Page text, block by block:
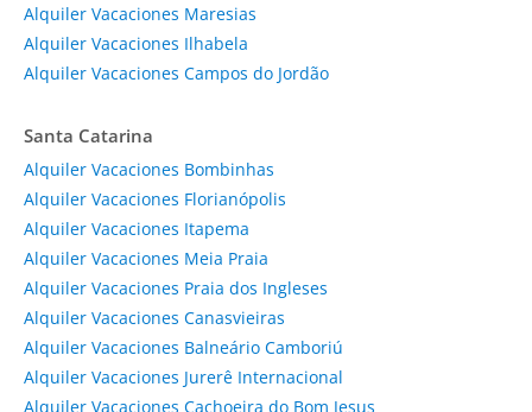
Alquiler Vacaciones Maresias
Alquiler Vacaciones Ilhabela
Alquiler Vacaciones Campos do Jordão
Santa Catarina
Alquiler Vacaciones Bombinhas
Alquiler Vacaciones Florianópolis
Alquiler Vacaciones Itapema
Alquiler Vacaciones Meia Praia
Alquiler Vacaciones Praia dos Ingleses
Alquiler Vacaciones Canasvieiras
Alquiler Vacaciones Balneário Camboriú
Alquiler Vacaciones Jurerê Internacional
Alquiler Vacaciones Cachoeira do Bom Jesus